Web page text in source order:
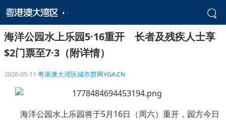
海洋公园水上乐园5·16重开 长者及残疾人士享
$2门票至7·3（附详情）
2026-05-11 粤港澳大湾区城市群网YGA.CN
海洋公园水上乐园将于5月16日（周六）重开，园方今日